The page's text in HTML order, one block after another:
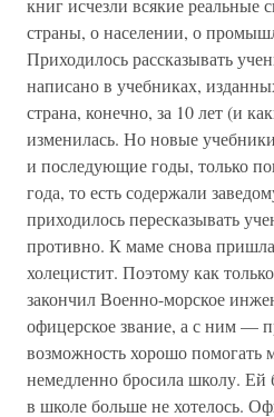
книг исчезли всякие реальные
страны, о населении, о
Приходилось рассказывать
написано в учебниках,
страна, конечно, за 10 лет (и
изменилась. Но новые
и последующие годы, только
года, то есть содержали
приходилось пересказывать
противно. К маме снова
холецистит. Поэтому как
закончил Военно-морское
офицерское звание, а с ним —
возможность хорошо помогать
немедленно бросила школу. Ей
в школе больше не хотелось.